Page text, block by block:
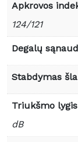
Apkrovos
124/121
Degalų
Stabdymas
Triukšmo lygis
dB